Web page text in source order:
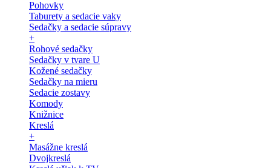
Pohovky
Taburety a sedacie vaky
Sedačky a sedacie súpravy
+
Rohové sedačky
Sedačky v tvare U
Kožené sedačky
Sedačky na mieru
Sedacie zostavy
Komody
Knižnice
Kreslá
+
Masážne kreslá
Dvojkreslá